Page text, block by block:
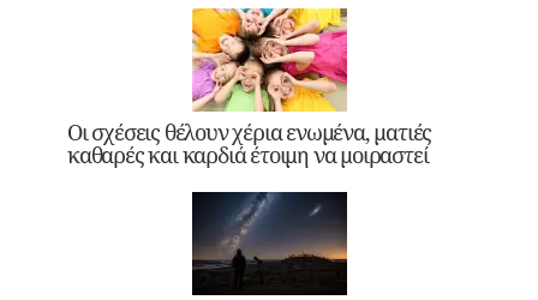
Οι σχέσεις θέλουν χέρια ενωμένα, ματιές
καθαρές και καρδιά έτοιμη να μοιραστεί